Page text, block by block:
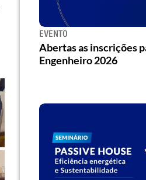
EVENTO
Abertas as inscrições
Engenheiro 2026